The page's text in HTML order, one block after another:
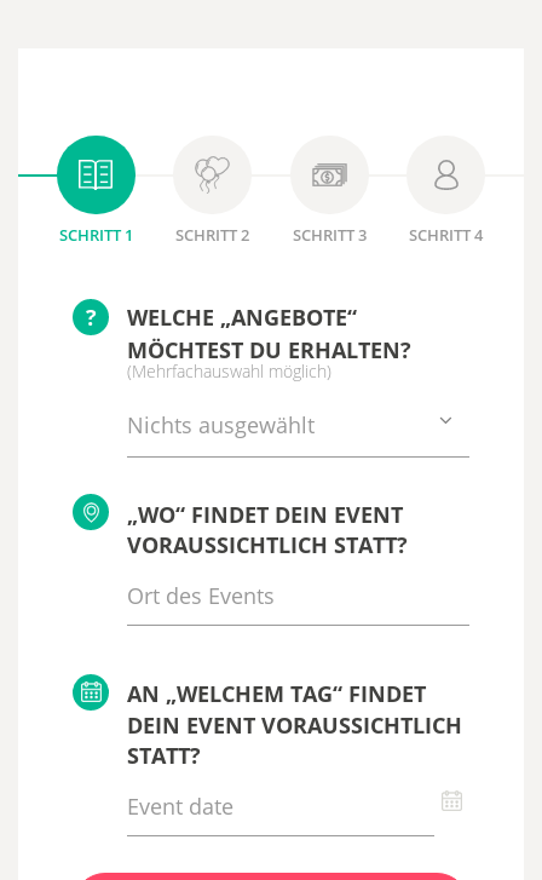
SCHRITT 1 SCHRITT 2 SCHRITT 3 SCHRITT 4
?
WELCHE „ANGEBOTE“
MÖCHTEST DU ERHALTEN?
(Mehrfachauswahl möglich)
Nichts ausgewählt
„WO“ FINDET DEIN EVENT
VORAUSSICHTLICH STATT?
AN „WELCHEM TAG“ FINDET
DEIN EVENT VORAUSSICHTLICH
STATT?